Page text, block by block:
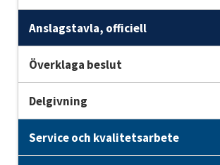
Anslagstavla, officiell
Överklaga beslut
Delgivning
Service och kvalitetsarbete